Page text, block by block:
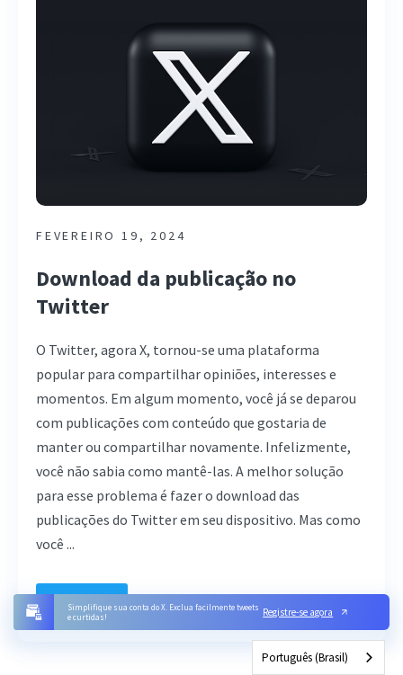
Simplifique sua conta do X. Exclua facilmente tweets
e curtidas!
Registre-se agora
FEVEREIRO 19, 2024
Download da publicação no
Twitter
O Twitter, agora X, tornou-se uma plataforma
popular para compartilhar opiniões, interesses e
momentos. Em algum momento, você já se deparou
com publicações com conteúdo que gostaria de
manter ou compartilhar novamente. Infelizmente,
você não sabia como mantê-las. A melhor solução
para esse problema é fazer o download das
publicações do Twitter em seu dispositivo. Mas como
você ...
Leia mais
Português (Brasil)